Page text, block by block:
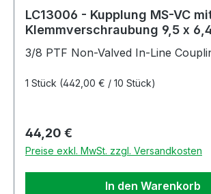
LC13006 - Kupplung MS-VC
Klemmverschraubung 9,5 x
3/8 PTF Non-Valved In-Line
1 Stück (442,00 € / 10 Stück)
Regulärer Preis:
44,20 €
Preise exkl. MwSt. zzgl. Versandkosten
In den Warenkorb